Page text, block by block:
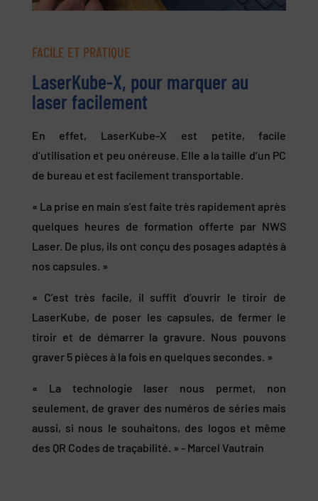
FACILE ET PRATIQUE
LaserKube-X, pour marquer au
laser facilement
En effet, LaserKube-X est petite, facile
d’utilisation et peu onéreuse. Elle a la taille d’un PC
de bureau et est facilement transportable.
« La prise en main s’est faite très rapidement après
quelques heures de formation offerte par NWS
Laser. De plus, ils ont conçu des posages adaptés à
nos capsules. »
« C’est très facile, il suffit d’ouvrir le tiroir de
LaserKube, de poser les capsules, de fermer le
tiroir et de démarrer la gravure. Nous pouvons
graver 5 pièces à la fois en quelques secondes. »
« La technologie laser nous permet, non
seulement, de graver des numéros de séries mais
aussi, si nous le souhaitons, des logos et même
des QR Codes de traçabilité. » - Marcel Vautrain